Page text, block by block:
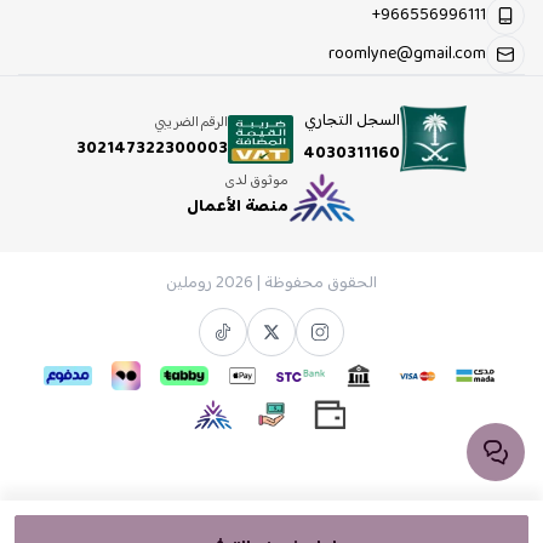
+966556996111
roomlyne@gmail.com
السجل التجاري
4030311160
الرقم الضريبي
302147322300003
موثوق لدى
منصة الأعمال
الحقوق محفوظة | 2026 روملين